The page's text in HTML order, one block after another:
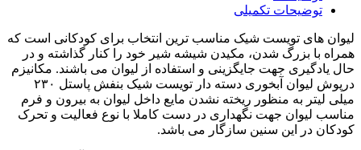
توضیحات تکمیلی
لیوان های تویست شیک مناسب ترین انتخاب برای کودکانی است که
همراه با بزرگ شدن، مکیدن شیشه شیر خود را کنار گذاشته و در
حال یادگیری جهت جایگزینی و استفاده از لیوان می باشند. مکانیزم
درپوش لیوان آبخوری دسته دار تویست شیک بنفش پاستل ۲۳۰
میلی لیتر به منظور ریخته نشدن مایع داخل لیوان به بیرون و فرم
مناسب لیوان جهت نگهداری در دست کاملا با نوع فعالیت و تحرک
کودکان در این سنین سازگار می باشد.